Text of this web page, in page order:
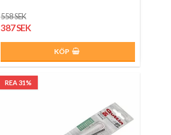
558 SEK
387 SEK
KÖP
REA 31%